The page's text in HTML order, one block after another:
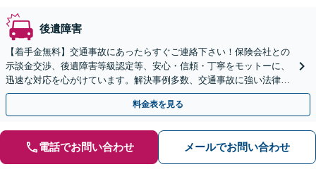
後遺障害
【着手金無料】交通事故にあったらすぐご連絡下さい！保険会社との
示談金交渉、後遺障害等級認定等、安心・信頼・丁寧をモットーに、
迅速な対応を心がけています。解決事例多数、交通事故に強い法律事
務所と自負しています。【電話相談可】【川崎駅徒歩1分】
料金表を見る
電話でお問い合わせ メールでお問い合わせ